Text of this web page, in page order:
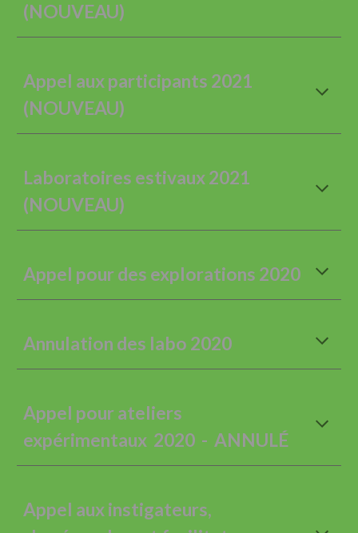
(NOUVEAU)
Appel aux participants 2021
(NOUVEAU)
Laboratoires estivaux 2021
(NOUVEAU)
Appel pour des explorations 2020
Annulation des labo 2020
Appel pour ateliers
expérimentaux 2020 - ANNULÉ
Appel aux instigateurs,